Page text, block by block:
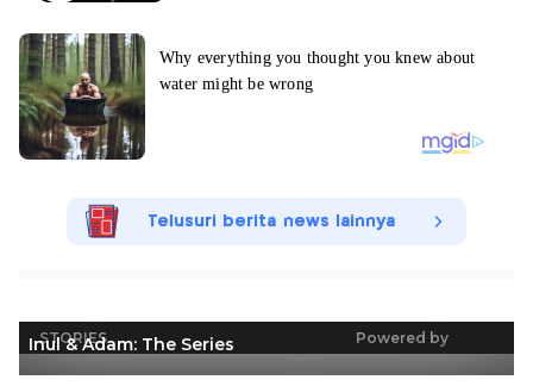
Telusuri berita news lainnya